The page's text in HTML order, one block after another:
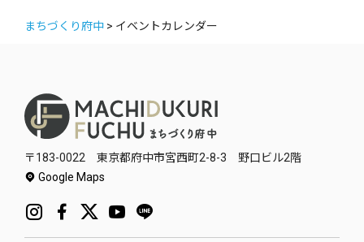
まちづくり府中 > イベントカレンダー
〒183-0022 東京都府中市宮西町2-8-3 野口ビル2階
Google Maps